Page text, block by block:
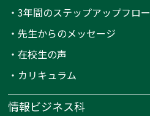
・3年間のステップアップフロー
・先生からのメッセージ
・在校生の声
・ カリキュラム
情報ビジネス科